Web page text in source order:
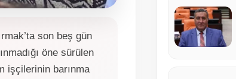
son beş gün
öne sürülen
işçilerinin barınma